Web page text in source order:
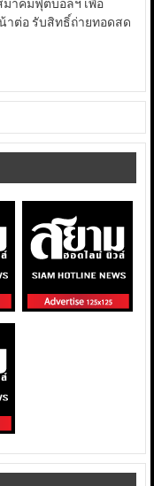
าคมฟุตบอลฯ เพื่อ
าต่อ รับสิทธิ์ถ่ายทอดสด